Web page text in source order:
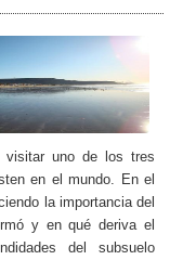
visitar uno de los tres
en el mundo. En el
la importancia del
y en qué deriva el
del subsuelo